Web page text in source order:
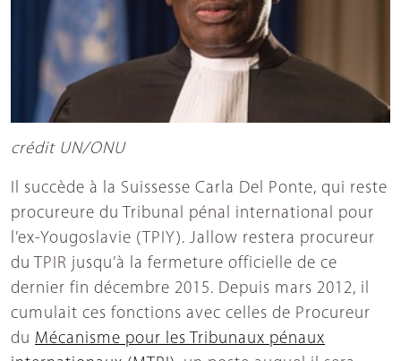
crédit UN/ONU
Il succède à la Suissesse Carla Del Ponte, qui reste
procureure du Tribunal pénal international pour
l’ex-Yougoslavie (TPIY). Jallow restera procureur
du TPIR jusqu’à la fermeture officielle de ce
dernier fin décembre 2015. Depuis mars 2012, il
cumulait ces fonctions avec celles de Procureur
du Mécanisme pour les Tribunaux pénaux